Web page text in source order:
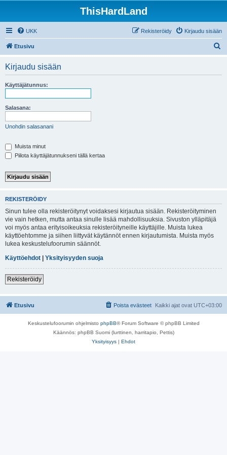
ThisHardLand
UKK Kirjaudu sisään
Rekisteröidy
Etusivu
Kirjaudu sisään
Käyttäjätunnus:
Salasana:
Unohdin salasanani
Muista minut
Piilota käyttäjätunnukseni tällä kertaa
REKISTERÖIDY
Sinun tulee olla rekisteröitynyt voidaksesi kirjautua sisään. Rekisteröityminen
vie vain hetken, mutta antaa sinulle lisää mahdollisuuksia. Sivuston ylläpitäjä
voi myös antaa erityisoikeuksia rekisteröityneille käyttäjille. Muista lukea
käyttöehtomme ja siihen liittyvät käytännöt ennen kirjautumista. Muista myös
lukea keskustelufoorumin säännöt.
Käyttöehdot | Yksityisyyden suoja
Rekisteröidy
Etusivu Kaikki ajat ovat UTC+03:00
Poista evästeet
Keskustelufoorumin ohjelmisto phpBB® Forum Software © phpBB Limited
Käännös: phpBB Suomi (lurttinen, harritapio, Pettis)
Yksityisyys | Ehdot